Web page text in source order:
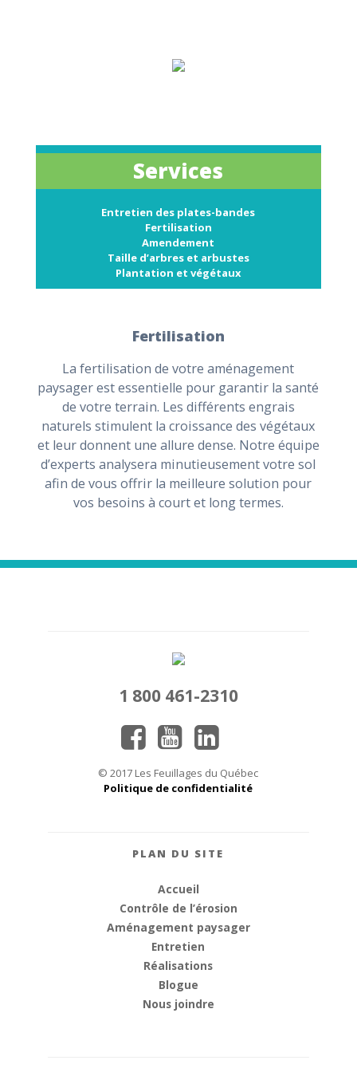
Services
Entretien des plates-bandes
Fertilisation
Amendement
Taille d’arbres et arbustes
Plantation et végétaux
Fertilisation
La fertilisation de votre aménagement
paysager est essentielle pour garantir la santé
de votre terrain. Les différents engrais
naturels stimulent la croissance des végétaux
et leur donnent une allure dense. Notre équipe
d’experts analysera minutieusement votre sol
afin de vous offrir la meilleure solution pour
vos besoins à court et long termes.
1 800 461-2310
© 2017 Les Feuillages du Québec
Politique de confidentialité
PLAN DU SITE
Accueil
Contrôle de l’érosion
Aménagement paysager
Entretien
Réalisations
Blogue
Nous joindre